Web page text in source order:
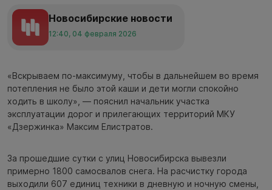
Новосибирские новости
12:40, 04 февраля 2026
«Вскрываем по-максимуму, чтобы в дальнейшем во время
потепления не было этой каши и дети могли спокойно
ходить в школу», — пояснил начальник участка
эксплуатации дорог и прилегающих территорий МКУ
«Дзержинка» Максим Елистратов.
За прошедшие сутки с улиц Новосибирска вывезли
примерно 1800 самосвалов снега. На расчистку города
выходили 607 единиц техники в дневную и ночную смены,